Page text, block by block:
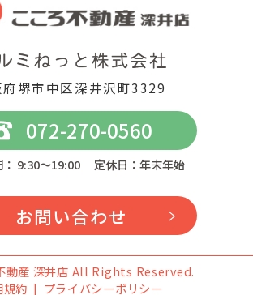
府堺市中区深井沢町3329
072-270-0560
： 9:30～19:00 定休日：年末年始
お問い合わせ
動産 深井店 All Rights Reserved.
規約
プライバシーポリシー